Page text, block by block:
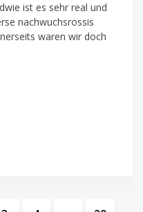
ist es sehr real und
nachwuchsrossis
waren wir doch